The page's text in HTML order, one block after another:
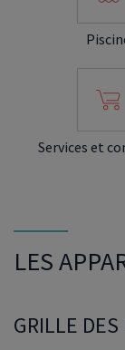
Services et
LES
GRILLE DES